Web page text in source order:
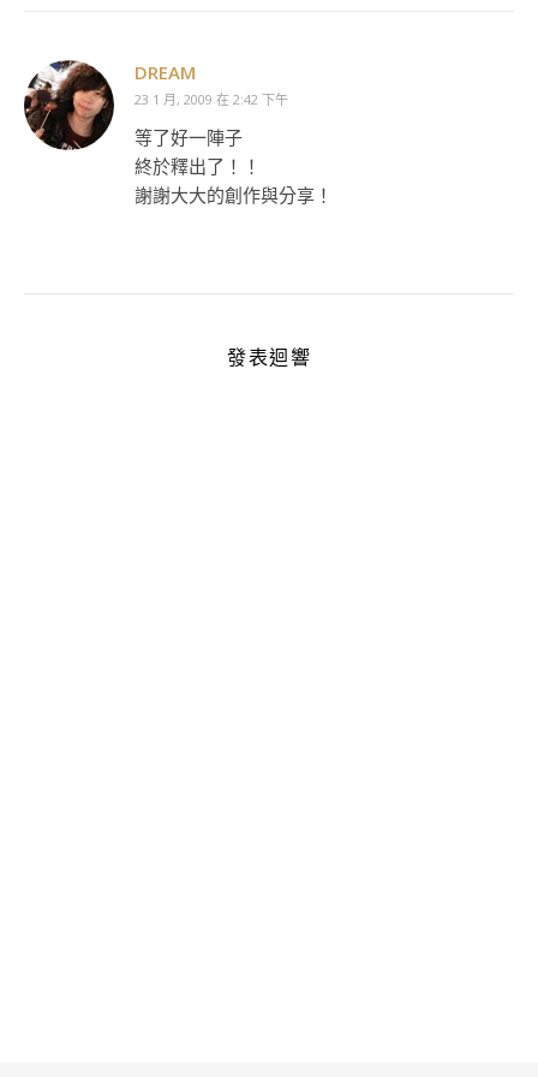
DREAM
23 1 月, 2009 在 2:42 下午
等了好一陣子
終於釋出了！！
謝謝大大的創作與分享！
發表迴響